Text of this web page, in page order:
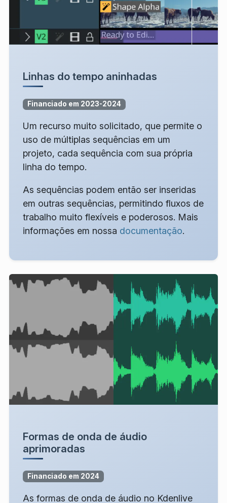
Linhas do tempo aninhadas
Financiado em 2023-2024
Um recurso muito solicitado, que permite o
uso de múltiplas sequências em um
projeto, cada sequência com sua própria
linha do tempo.
As sequências podem então ser inseridas
em outras sequências, permitindo fluxos de
trabalho muito flexíveis e poderosos. Mais
informações em nossa documentação.
Formas de onda de áudio
aprimoradas
Financiado em 2024
As formas de onda de áudio no Kdenlive